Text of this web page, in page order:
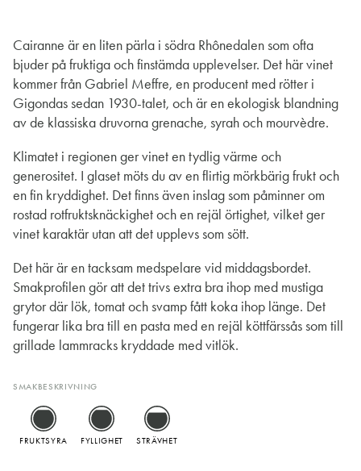
Cairanne är en liten pärla i södra Rhônedalen som ofta
bjuder på fruktiga och finstämda upplevelser. Det här vinet
kommer från Gabriel Meffre, en producent med rötter i
Gigondas sedan 1930-talet, och är en ekologisk blandning
av de klassiska druvorna grenache, syrah och mourvèdre.
Klimatet i regionen ger vinet en tydlig värme och
generositet. I glaset möts du av en flirtig mörkbärig frukt och
en fin kryddighet. Det finns även inslag som påminner om
rostad rotfruktsknäckighet och en rejäl örtighet, vilket ger
vinet karaktär utan att det upplevs som sött.
Det här är en tacksam medspelare vid middagsbordet.
Smakprofilen gör att det trivs extra bra ihop med mustiga
grytor där lök, tomat och svamp fått koka ihop länge. Det
fungerar lika bra till en pasta med en rejäl köttfärssås som till
grillade lammracks kryddade med vitlök.
SMAKBESKRIVNING
FRUKTSYRA FYLLIGHET STRÄVHET